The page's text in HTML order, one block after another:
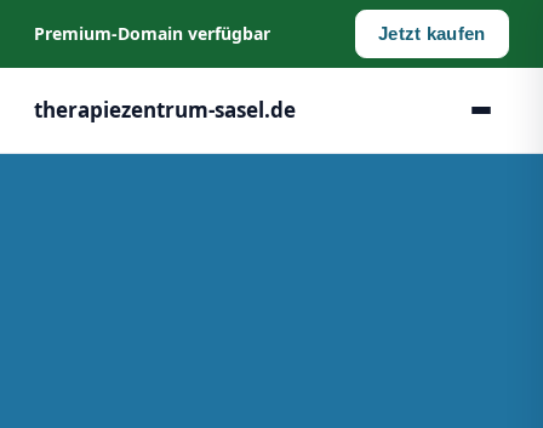
Premium‑Domain verfügbar Jetzt kaufen
therapiezentrum-sasel.de